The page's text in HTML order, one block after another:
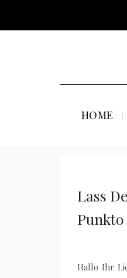
HOME
Lass
Hallo Ihr